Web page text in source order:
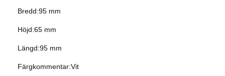
Bredd:95 mm
Höjd:65 mm
Längd:95 mm
Färgkommentar:Vit